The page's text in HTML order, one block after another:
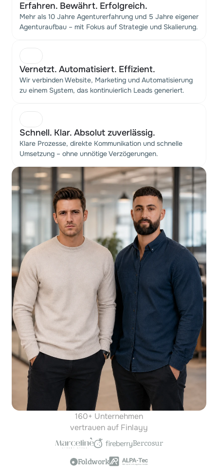
Erfahren. Bewährt. Erfolgreich.
Mehr als 10 Jahre Agenturerfahrung und 5 Jahre eigener
Agenturaufbau – mit Fokus auf Strategie und Skalierung.
Vernetzt. Automatisiert. Effizient.
Wir verbinden Website, Marketing und Automatisierung
zu einem System, das kontinuierlich Leads generiert.
Schnell. Klar. Absolut zuverlässig.
Klare Prozesse, direkte Kommunikation und schnelle
Umsetzung – ohne unnötige Verzögerungen.
160+ Unternehmen
vertrauen auf Finlayy
Bercosur
Foldwork